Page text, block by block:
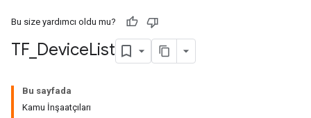
Bu size yardımcı oldu mu?
TF DeviceList
Bu sayfada
Kamu İnşaatçıları